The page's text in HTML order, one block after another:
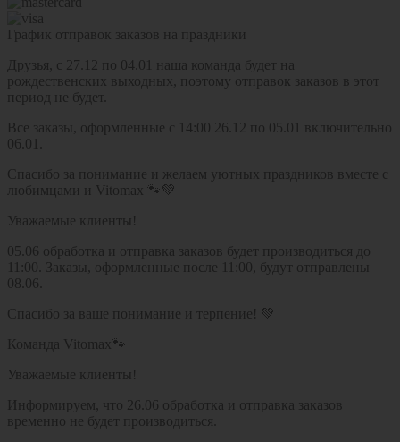
График отправок заказов на праздники
Друзья, с 27.12 по 04.01 наша команда будет на
рождественских выходных, поэтому отправок заказов в этот
период не будет.
Все заказы, оформленные с 14:00 26.12 по 05.01 включительно
06.01.
Спасибо за понимание и желаем уютных праздников вместе с
любимцами и Vitomax 🐾💚
Уважаемые клиенты!
05.06 обработка и отправка заказов будет производиться до
11:00. Заказы, оформленные после 11:00, будут отправлены
08.06.
Спасибо за ваше понимание и терпение! 💚
Команда Vitomax🐾
Уважаемые клиенты!
Информируем, что 26.06 обработка и отправка заказов
временно не будет производиться.